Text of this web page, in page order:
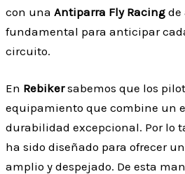
con una Antiparra Fly Racing de
fundamental para anticipar
circuito.
En Rebikersabemos que los
equipamiento que combine un
durabilidad excepcional. Por lo
ha sido diseñado para ofrecer
amplio y despejado. De esta